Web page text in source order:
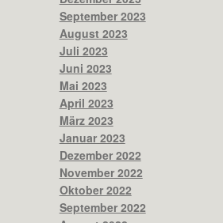
September 2023
August 2023
Juli 2023
Juni 2023
Mai 2023
April 2023
März 2023
Januar 2023
Dezember 2022
November 2022
Oktober 2022
September 2022